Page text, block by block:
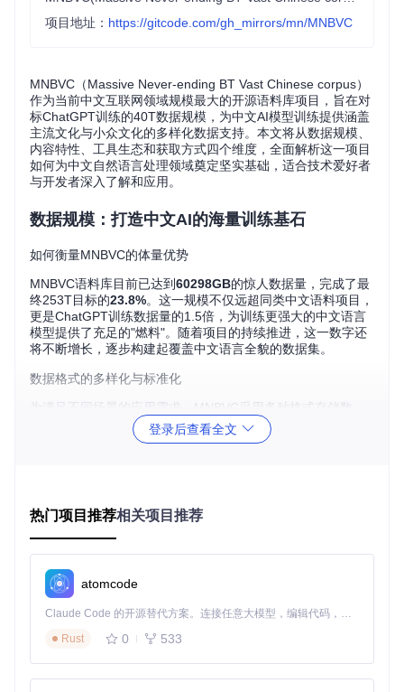
项目地址： https://gitcode.com/gh_mirrors/mn/MNBVC
MNBVC（Massive Never-ending BT Vast Chinese corpus）
作为当前中文互联网领域规模最大的开源语料库项目，旨在对
标ChatGPT训练的40T数据规模，为中文AI模型训练提供涵盖
主流文化与小众文化的多样化数据支持。本文将从数据规模、
内容特性、工具生态和获取方式四个维度，全面解析这一项目
如何为中文自然语言处理领域奠定坚实基础，适合技术爱好者
与开发者深入了解和应用。
数据规模：打造中文AI的海量训练基石
如何衡量MNBVC的体量优势
MNBVC语料库目前已达到60298GB的惊人数据量，完成了最
终253T目标的23.8%。这一规模不仅远超同类中文语料项目，
更是ChatGPT训练数据量的1.5倍，为训练更强大的中文语言
模型提供了充足的"燃料"。随着项目的持续推进，这一数字还
将不断增长，逐步构建起覆盖中文语言全貌的数据集。
数据格式的多样化与标准化
为满足不同场景的应用需求，MNBVC采用多种格式存储数
据，包括txt、json、jsonl和parquet（多模态专用）。项目计
划最终将所有数据统一到jsonl和parquet格式，既保证了数据
内容特性：覆盖中文语言的全场景应用
如何实现中文数据的全方位覆盖
MNBVC数据集打破了传统语料库的局限，涵盖了新闻、作
文、小说、书籍、杂志、论文、台词、帖子、Wiki、古诗、歌
词、商品介绍、笑话、糗事、聊天记录等
登录后查看全文
热门项目推荐相关项目推荐
atomcode
Claude Code 的开源替代方案。连接任意大模型，编辑代码，运行命令，自动验证 — 全自动执行。用 Rust 构建，极致性能。 ｜ An open-source alternative to Claude Code. Connect any LLM, edit code, run commands, and verify changes — autonomously. Built in Rust for speed. Get Started
Rust
0 533